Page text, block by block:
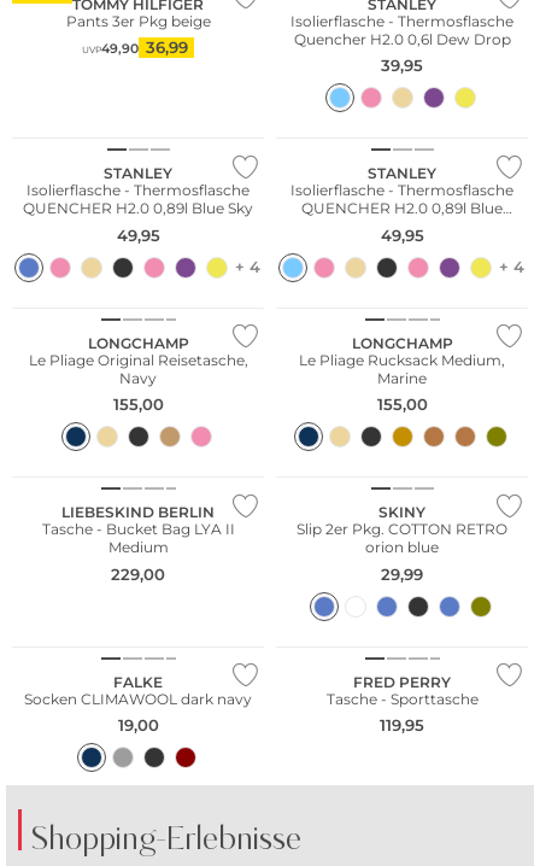
TOMMY HILFIGER
Pants 3er Pkg beige
UVP49,90 36,99
STANLEY
Isolierflasche - Thermosflasche
Quencher H2.0 0,6l Dew Drop
39,95
STANLEY
Isolierflasche - Thermosflasche
QUENCHER H2.0 0,89l Blue Sky
49,95
+ 4
STANLEY
Isolierflasche - Thermosflasche
QUENCHER H2.0 0,89l Blue
Dream Stone
49,95
+ 4
Nachhaltig
LONGCHAMP
Le Pliage Original Reisetasche,
Navy
155,00
Nachhaltig
LONGCHAMP
Le Pliage Rucksack Medium,
Marine
155,00
LIEBESKIND BERLIN
Tasche - Bucket Bag LYA II
Medium
229,00
Multi Pack
SKINY
Slip 2er Pkg. COTTON RETRO
orion blue
29,99
FALKE
Socken CLIMAWOOL dark navy
19,00
FRED PERRY
Tasche - Sporttasche
119,95
Shopping-Erlebnisse